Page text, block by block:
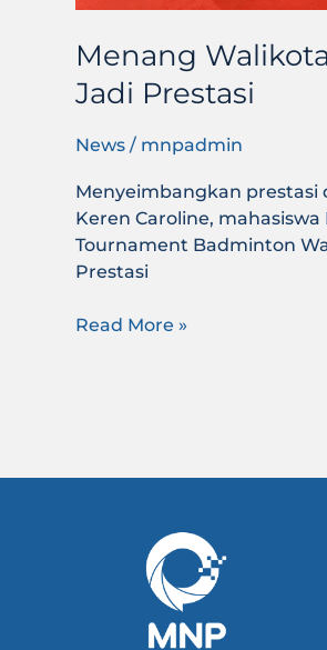
Menang
Jadi Prestasi
News / mnpadmin
Menyeimbangkan
Keren Caroline,
Tournament Badminton
Prestasi
Read More »